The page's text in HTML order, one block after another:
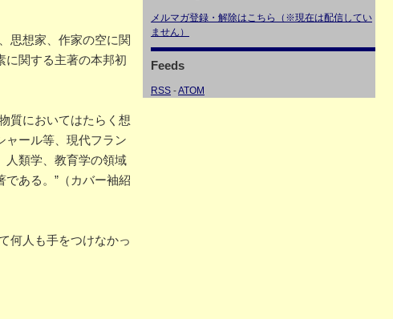
思想家、作家の空に関
に関する主著の本邦初
質においてはたらく想
ャール等、現代フラン
人類学、教育学の領域
ある。”（カバー袖紹
何人も手をつけなかっ
メルマガ登録・解除はこちら（※現在は配信してい
ません）
Feeds
RSS -ATOM